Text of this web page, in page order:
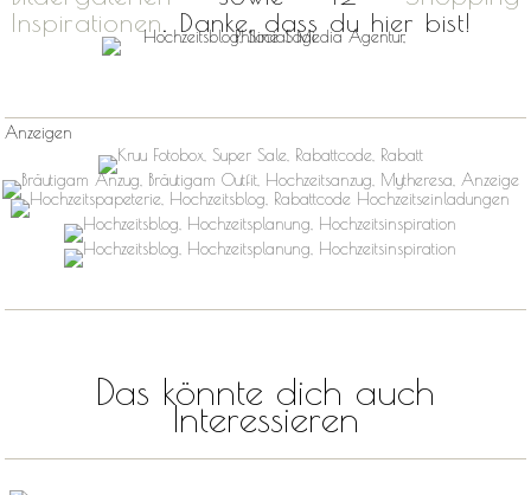
Inspirationen. Danke, dass du hier bist!
Anzeigen
Das könnte dich auch
Interessieren